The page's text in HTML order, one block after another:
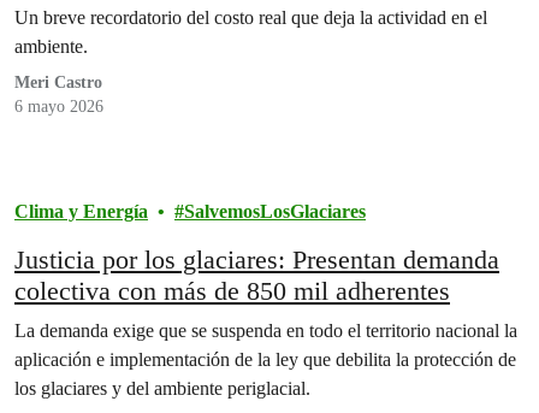
Un breve recordatorio del costo real que deja la actividad en el
ambiente.
Meri Castro
6 mayo 2026
Clima y Energía SalvemosLosGlaciares
Justicia por los glaciares: Presentan demanda
colectiva con más de 850 mil adherentes
La demanda exige que se suspenda en todo el territorio nacional la
aplicación e implementación de la ley que debilita la protección de
los glaciares y del ambiente periglacial.